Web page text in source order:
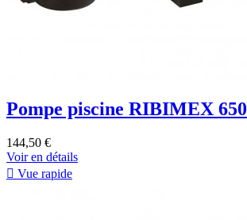
Pompe piscine RIBIMEX
144,50 €
Voir en détails
 Vue rapide